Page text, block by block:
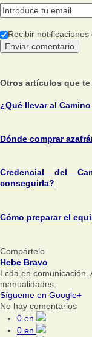
Recibir
Otros artículos que
¿Qué llevar al
Dónde comprar
Credencial del
conseguirla?
Cómo preparar el
Compártelo
Hebe Bravo
Lcda en comunicación.
manualidades.
Sígueme en Google+
No hay comentarios
0 en
0 en